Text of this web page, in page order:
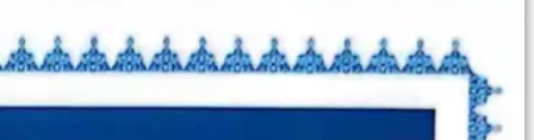
💬مشاوره
🛡️مشاوره پیشگیری
🍎مشاوره تخصصی تغذیه